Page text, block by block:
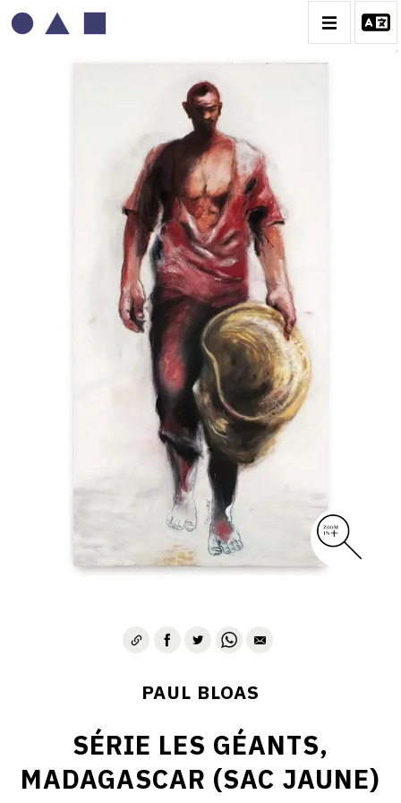
PAUL BLOAS
CATALOGUE DES OEUVRES
OEUVRES ÉPHÉMÈRES IN SITU
PORTRAITS D'ÉCRIVAINS
SÉRIE DES GÉANTS
CONTACT
PAUL BLOAS
SÉRIE LES GÉANTS,
MADAGASCAR (SAC JAUNE)